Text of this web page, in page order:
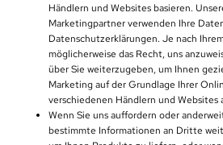
Händlern und Websites basieren.
Marketingpartner verwenden Ihre
Datenschutzerklärungen. Je nach
möglicherweise das Recht, uns
über Sie weiterzugeben, um Ihnen
Marketing auf der Grundlage Ihrer
verschiedenen Händlern und Websites
Wenn Sie uns auffordern oder
bestimmte Informationen an Dritte